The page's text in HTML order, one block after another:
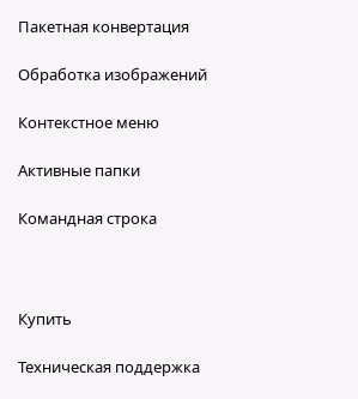
Пакетная конвертация
Обработка изображений
Контекстное меню
Активные папки
Командная строка
Купить
Техническая поддержка